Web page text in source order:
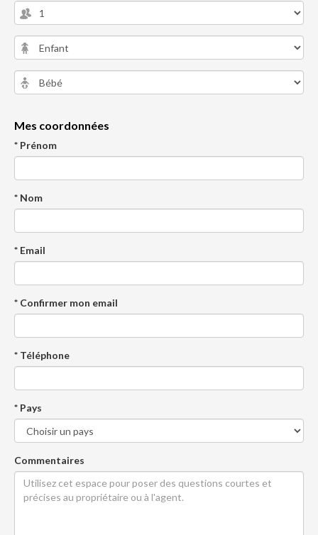
Mes coordonnées
* Prénom
* Nom
* Email
* Confirmer mon email
* Téléphone
* Pays
Commentaires